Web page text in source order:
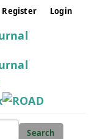
Register Login
Search